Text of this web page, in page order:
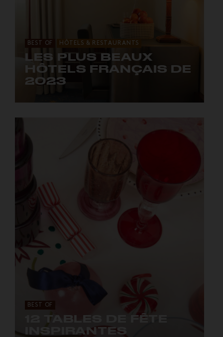
BEST OF HÔTELS & RESTAURANTS
LES PLUS BEAUX
HÔTELS FRANÇAIS DE
2023
d'ensemblier.
BEST OF
12 TABLES DE FÊTE
INSPIRANTES